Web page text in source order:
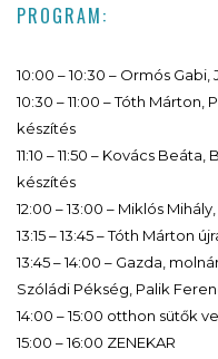
PROGRAM:
10:00 – 10:30 – Ormós
10:30 – 11:00 – Tóth
készítés
11:10 – 11:50 – Kovács
készítés
12:00 – 13:00 – Miklós
13:15 – 13:45 – Tóth Márton
13:45 – 14:00 – Gazda,
Szóládi Pékség, Palik
14:00 – 15:00 otthon sütők
15:00 – 16:00 ZENEKAR